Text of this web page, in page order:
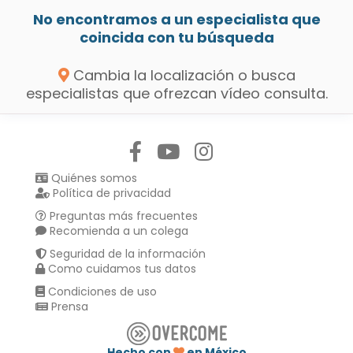
No encontramos a un especialista que
coincida con tu búsqueda
Cambia la localización o busca
especialistas que ofrezcan vídeo consulta.
Quiénes somos
Política de privacidad
Preguntas más frecuentes
Recomienda a un colega
Seguridad de la información
Como cuidamos tus datos
Condiciones de uso
Prensa